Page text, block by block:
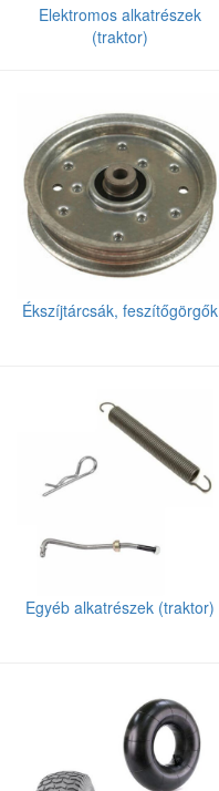
Elektromos alkatrészek
(traktor)
Ékszíjtárcsák, feszítőgörgők
Egyéb alkatrészek (traktor)